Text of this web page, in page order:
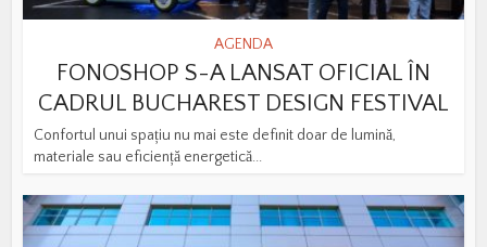
AGENDA
FONOSHOP S-A LANSAT OFICIAL ÎN
CADRUL BUCHAREST DESIGN FESTIVAL
Confortul unui spațiu nu mai este definit doar de lumină,
materiale sau eficiență energetică...